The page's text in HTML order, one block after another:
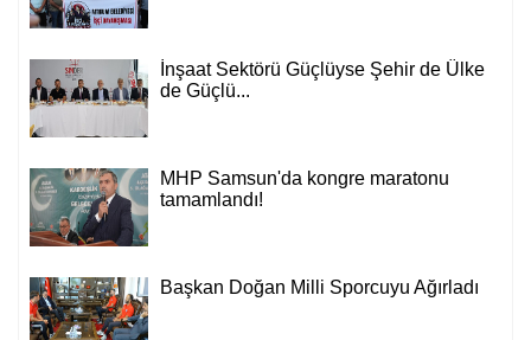
İnşaat Sektörü Güçlüyse Şehir de Ülke
de Güçlü...
MHP Samsun'da kongre maratonu
tamamlandı!
Başkan Doğan Milli Sporcuyu Ağırladı